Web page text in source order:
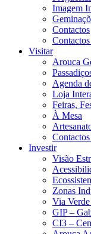
Imagem
Contactos
Visitar
Arouca
Agenda
Loja
Feiras,
À Mesa
Investir
Visão
Zonas
Via
GIP –
CI3 –